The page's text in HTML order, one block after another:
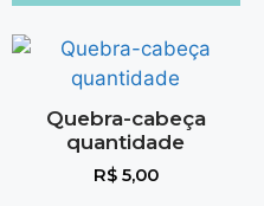
Quebra-cabeça
quantidade
R$5,00